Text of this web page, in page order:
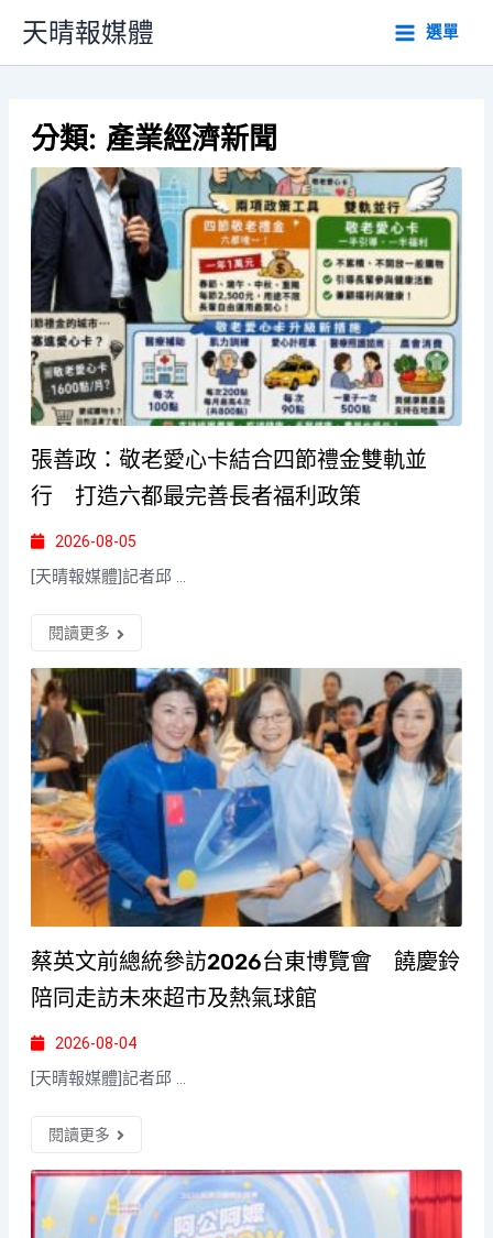
主
天晴報媒體 選單
分類: 產業經濟新聞
張善政：敬老愛心卡結合四節禮金雙軌並
行 打造六都最完善長者福利政策
2026-08-05
[天晴報媒體]記者邱 ...
閱讀更多
蔡英文前總統參訪2026台東博覽會 饒慶鈴
陪同走訪未來超市及熱氣球館
2026-08-04
[天晴報媒體]記者邱 ...
閱讀更多